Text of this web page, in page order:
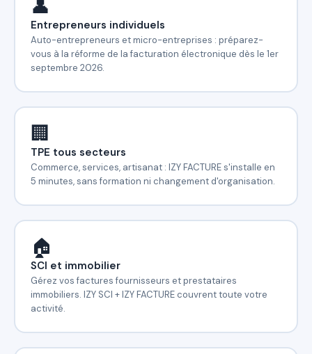
👤
Entrepreneurs individuels
Auto-entrepreneurs et micro-entreprises : préparez-
vous à la réforme de la facturation électronique dès le 1er
septembre 2026.
🏢
TPE tous secteurs
Commerce, services, artisanat : IZY FACTURE s'installe en
5 minutes, sans formation ni changement d'organisation.
🏠
SCI et immobilier
Gérez vos factures fournisseurs et prestataires
immobiliers. IZY SCI + IZY FACTURE couvrent toute votre
activité.